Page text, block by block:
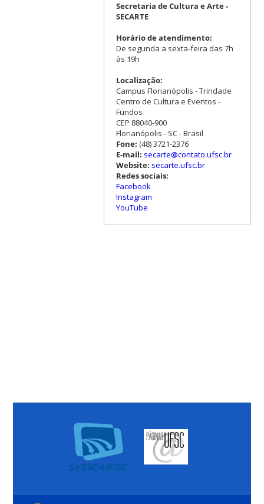
Secretaria de Cultura e Arte -
SECARTE
Horário de atendimento:
De segunda a sexta-feira das 7h
às 19h
Localização:
Campus Florianópolis - Trindade
Centro de Cultura e Eventos -
Fundos
CEP 88040-900
Florianópolis - SC - Brasil
Fone: (48) 3721-2376
E-mail: secarte@contato.ufsc.br
Website: secarte.ufsc.br
Redes sociais:
Facebook
Instagram
YouTube